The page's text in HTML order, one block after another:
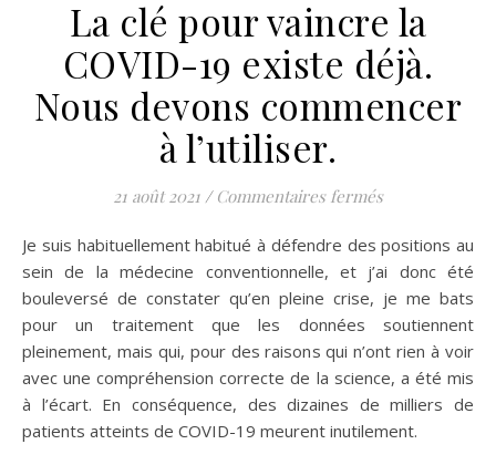
La clé pour vaincre la
COVID-19 existe déjà.
Nous devons commencer
à l’utiliser.
21 août 2021 / Commentaires ferméssur La clé
Je suis habituellement habitué à défendre des positions au
sein de la médecine conventionnelle, et j’ai donc été
bouleversé de constater qu’en pleine crise, je me bats
pour un traitement que les données soutiennent
pleinement, mais qui, pour des raisons qui n’ont rien à voir
avec une compréhension correcte de la science, a été mis
à l’écart. En conséquence, des dizaines de milliers de
patients atteints de COVID-19 meurent inutilement.